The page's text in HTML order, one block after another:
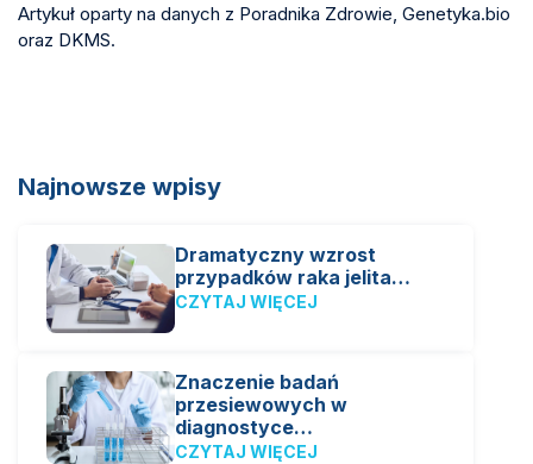
Artykuł oparty na danych z Poradnika Zdrowie, Genetyka.bio
oraz DKMS.
Najnowsze wpisy
Dramatyczny wzrost
przypadków raka jelita…
CZYTAJ WIĘCEJ
Znaczenie badań
przesiewowych w
diagnostyce…
CZYTAJ WIĘCEJ